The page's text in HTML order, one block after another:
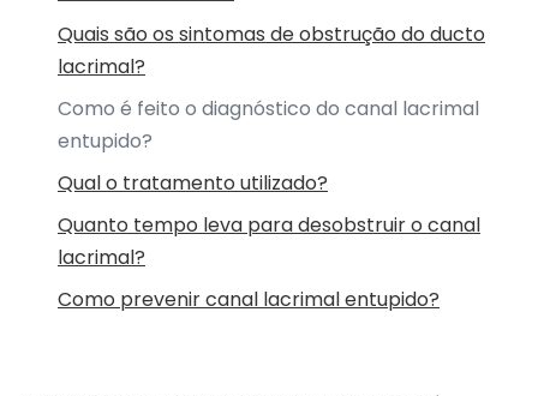
Quais são os sintomas de obstrução do ducto
lacrimal?
Como é feito o diagnóstico do canal lacrimal
entupido?
Qual o tratamento utilizado?
Quanto tempo leva para desobstruir o canal
lacrimal?
Como prevenir canal lacrimal entupido?